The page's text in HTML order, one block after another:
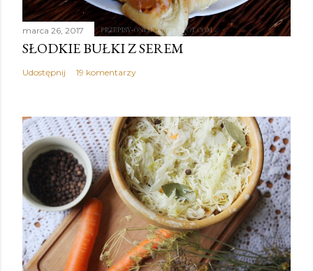
marca 26, 2017
SŁODKIE BUŁKI Z SEREM
Udostępnij 19 komentarzy